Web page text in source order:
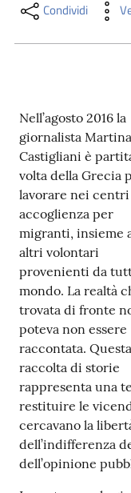
Archivio
storico
Decentrate
Patto
per
la
lettura
Seguici
su
Condividi
Nell’agosto 2016 la
giornalista Martina
Castigliani è
volta della Grecia
lavorare nei
accoglienza per
migranti, insieme
altri volontari
provenienti da
mondo. La realtà
trovata di fronte
poteva non essere
raccontata. Questa
raccolta di storie
rappresenta una
restituire le
cercavano la
dell’indifferenza
dell’opinione